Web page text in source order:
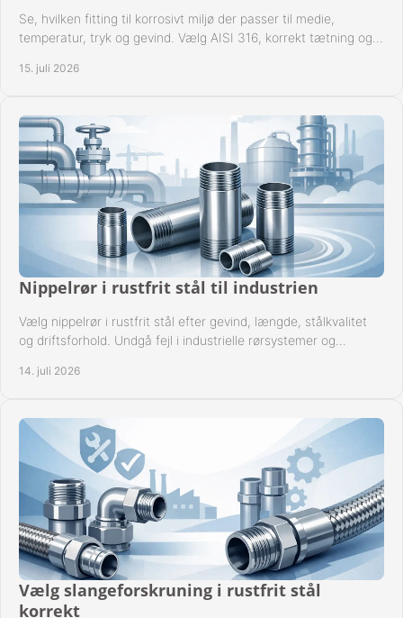
Se, hvilken fitting til korrosivt miljø der passer til medie,
temperatur, tryk og gevind. Vælg AISI 316, korrekt tætning og
15. juli 2026
Nippelrør i rustfrit stål til industrien
Vælg nippelrør i rustfrit stål efter gevind, længde, stålkvalitet
og driftsforhold. Undgå fejl i industrielle rørsystemer og
14. juli 2026
Vælg slangeforskruning i rustfrit stål
korrekt